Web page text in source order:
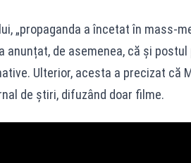
„propaganda a încetat în mass-
anunțat, de asemenea, că și
Ulterior, acesta a precizat că
de știri, difuzând doar filme.